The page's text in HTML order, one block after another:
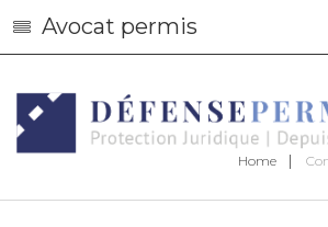
Avocat permis
Home